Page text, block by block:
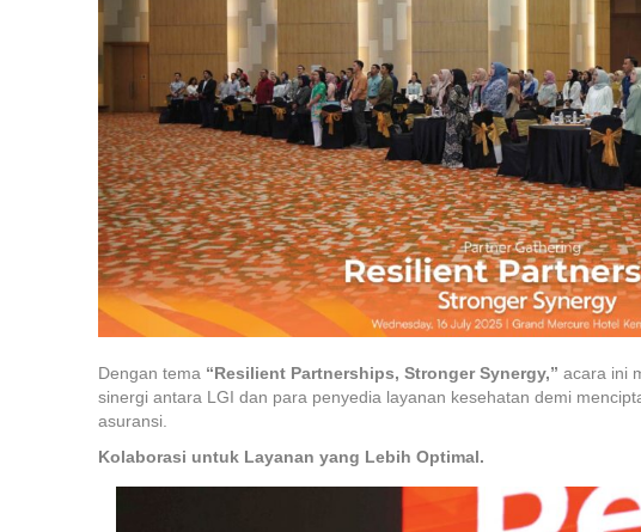
Dengan tema “Resilient Partnerships, Stronger Synergy,” acara ini
sinergi antara LGI dan para penyedia layanan kesehatan demi
asuransi.
Kolaborasi untuk Layanan yang Lebih Optimal.